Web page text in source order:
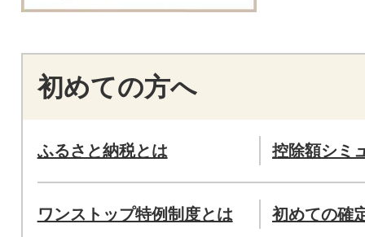
初めての方へ
ふるさと納税とは 控除額シミ
ワンストップ特例制度とは 初めての確